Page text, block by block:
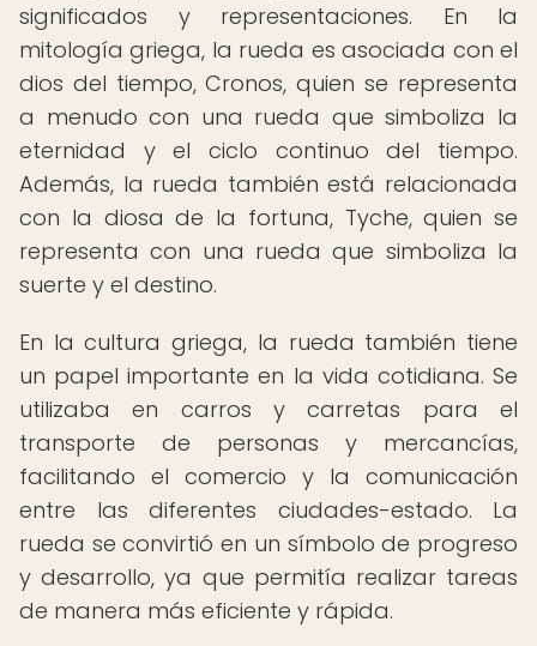
significados y representaciones. En la
mitología griega, la rueda es asociada con el
dios del tiempo, Cronos, quien se representa
a menudo con una rueda que simboliza la
eternidad y el ciclo continuo del tiempo.
Además, la rueda también está relacionada
con la diosa de la fortuna, Tyche, quien se
representa con una rueda que simboliza la
suerte y el destino.
En la cultura griega, la rueda también tiene
un papel importante en la vida cotidiana. Se
utilizaba en carros y carretas para el
transporte de personas y mercancías,
facilitando el comercio y la comunicación
entre las diferentes ciudades-estado. La
rueda se convirtió en un símbolo de progreso
y desarrollo, ya que permitía realizar tareas
de manera más eficiente y rápida.